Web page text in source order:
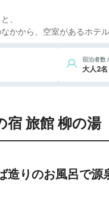
、
かから、空室があるホテ
宿泊者数
大人2
宿 旅館 柳の湯
造りのお風呂で